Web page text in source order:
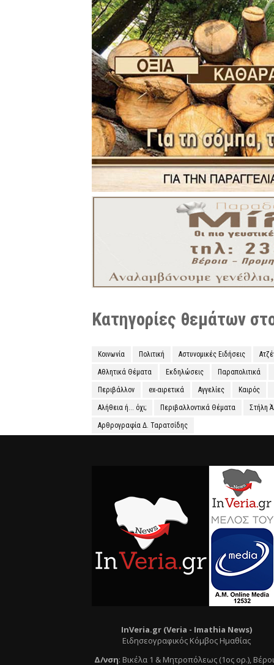
Κατηγορίες θεμάτων
Κοινωνία Πολιτική Αστυνομικές Ειδήσεις
Αθλητικά Θέματα Εκδηλώσεις Παραπολιτικά
Περιβάλλον ex-αιρετικά Αγγελίες Καιρός
Αλήθεια ή... όχι; Περιβαλλοντικά Θέματα Στήλη
Αρθρογραφία Δ. Ταρατσίδης
InVeria.gr (Veria - Ιmathia News)
Ειδησεογραφικός Κόμβος Ημαθίας
Δ/νση: Βικέλα 1 & Μητροπόλεως (1ος ορ.),